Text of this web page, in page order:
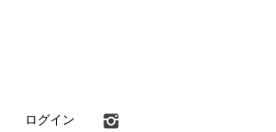
ログイン